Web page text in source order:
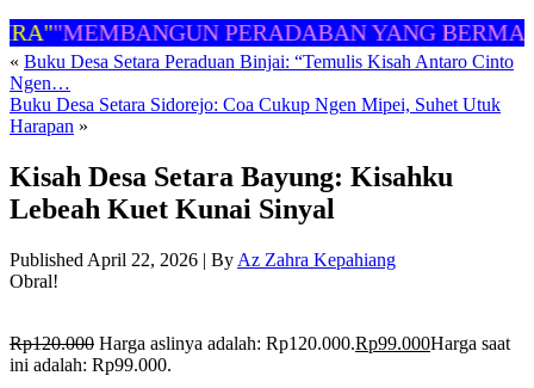
"MEMBANGUN PERADABAN YANG
« Buku Desa Setara Peraduan Binjai: “Temulis Kisah Antaro Cinto
Ngen…
Buku Desa Setara Sidorejo: Coa Cukup Ngen Mipei, Suhet Utuk
Harapan »
Kisah Desa Setara Bayung: Kisahku
Lebeah Kuet Kunai Sinyal
Published April 22, 2026 | By Az Zahra Kepahiang
Obral!
Rp120.000 Harga aslinya adalah: Rp120.000.Rp99.000Harga saat
ini adalah: Rp99.000.